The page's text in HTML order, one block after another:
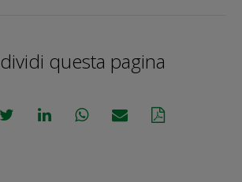
questa pagina